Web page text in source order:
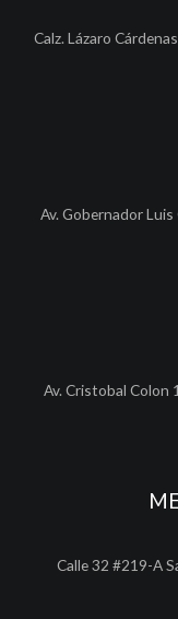
Calz. Lázaro
Av. Gobernador
Av. Cristobal Colon
Calle 32 #219-A